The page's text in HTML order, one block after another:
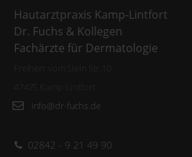
Hautarztpraxis Kamp-Lintfort
Dr. Fuchs & Kollegen
Fachärzte für Dermatologie
info@dr-fuchs.de
02842 - 9 21 49 90